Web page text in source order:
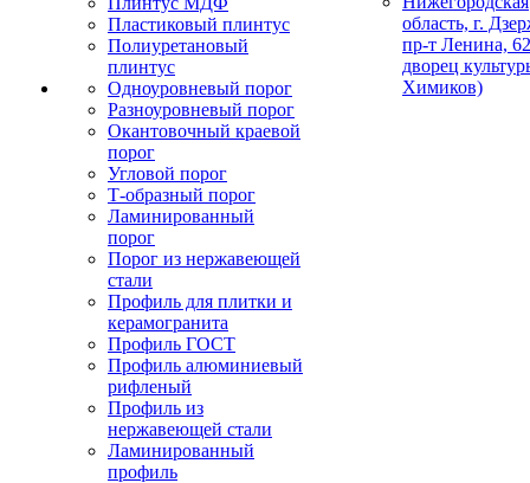
Пластиковый плинтус
Полиуретановый
плинтус
Одноуровневый порог
Разноуровневый порог
Окантовочный краевой
порог
Угловой порог
Т-образный порог
Ламинированный
порог
Порог из нержавеющей
стали
Профиль для плитки и
керамогранита
Профиль ГОСТ
Профиль алюминиевый
рифленый
Профиль из
нержавеющей стали
Ламинированный
профиль
область, г.
пр-т Ленина,
дворец
Химиков)